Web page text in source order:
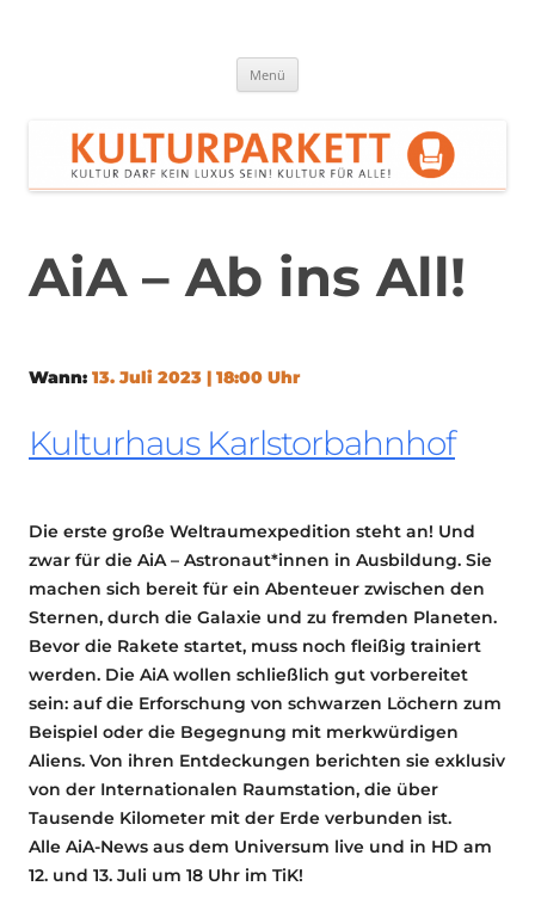
Menü
AiA – Ab ins All!
Wann: 13. Juli 2023 | 18:00 Uhr
Kulturhaus Karlstorbahnhof
Die erste große Weltraumexpedition steht an! Und
zwar für die AiA – Astronaut*innen in Ausbildung. Sie
machen sich bereit für ein Abenteuer zwischen den
Sternen, durch die Galaxie und zu fremden Planeten.
Bevor die Rakete startet, muss noch fleißig trainiert
werden. Die AiA wollen schließlich gut vorbereitet
sein: auf die Erforschung von schwarzen Löchern zum
Beispiel oder die Begegnung mit merkwürdigen
Aliens. Von ihren Entdeckungen berichten sie exklusiv
von der Internationalen Raumstation, die über
Tausende Kilometer mit der Erde verbunden ist.
Alle AiA-News aus dem Universum live und in HD am
12. und 13. Juli um 18 Uhr im TiK!